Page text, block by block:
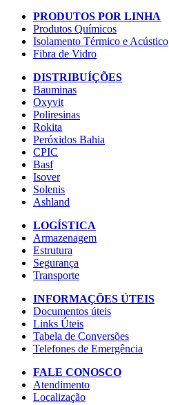
PRODUTOS POR LINHA
Produtos Químicos
Isolamento Térmico e Acústico
Fibra de Vidro
DISTRIBUÍÇÕES
Bauminas
Oxyvit
Poliresinas
Rokita
Peróxidos Bahia
CPIC
Basf
Isover
Solenis
Ashland
LOGÍSTICA
Armazenagem
Estrutura
Segurança
Transporte
INFORMAÇÕES ÚTEIS
Documentos úteis
Links Úteis
Tabela de Conversões
Telefones de Emergência
FALE CONOSCO
Atendimento
Localização